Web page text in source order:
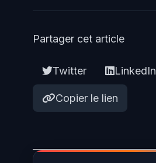
Partager cet article
Twitter LinkedIn
Copier le lien